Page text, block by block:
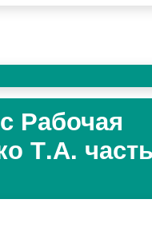
Рабочая
Т.А.